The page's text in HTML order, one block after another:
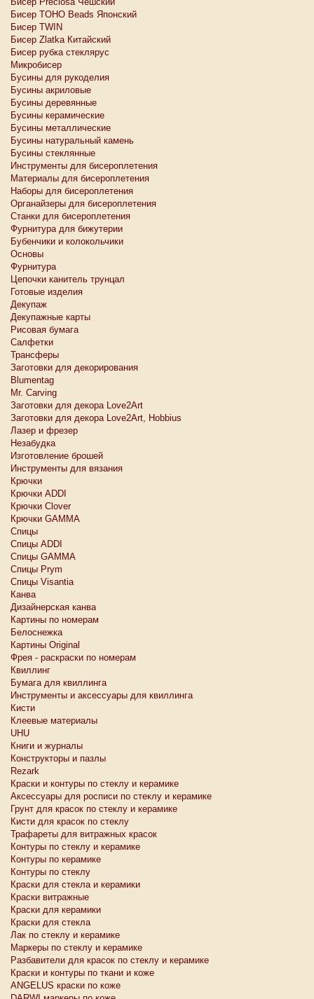
Бисер TOHO Beads Японский
Бисер TWIN
Бисер Zlatka Китайский
Бисер рубка стеклярус
Микробисер
Бусины для рукоделия
Бусины акриловые
Бусины деревянные
Бусины керамические
Бусины металлические
Бусины натуральный камень
Бусины стеклянные
Инструменты для бисероплетения
Материалы для бисероплетения
Наборы для бисероплетения
Органайзеры для бисероплетения
Станки для бисероплетения
Фурнитура для бижутерии
Бубенчики и колокольчики
Основы
Фурнитура
Цепочки канитель трунцал
Готовые изделия
Декупаж
Декупажные карты
Рисовая бумага
Салфетки
Трансферы
Заготовки для декорирования
Blumentag
Mr. Carving
Заготовки для декора Love2Art
Заготовки для декора Love2Art, Hobbius
Лазер и фрезер
Незабудка
Изготовление брошей
Инструменты для вязания
Крючки
Крючки ADDI
Крючки Clover
Крючки GAMMA
Спицы
Спицы ADDI
Спицы GAMMA
Спицы Prym
Спицы Visantia
Канва
Дизайнерская канва
Картины по номерам
Белоснежкa
Картины Original
Фрея - раскраски по номерам
Квиллинг
Бумага для квиллинга
Инструменты и аксессуары для квиллинга
Кисти
Клеевые материалы
UHU
Книги и журналы
Конструкторы и пазлы
Rezark
Краски и контуры по стеклу и керамике
Аксессуары для росписи по стеклу и керамике
Грунт для красок по стеклу и керамике
Кисти для красок по стеклу
Трафареты для витражных красок
Контуры по стеклу и керамике
Контуры по керамике
Контуры по стеклу
Краски для стекла и керамики
Краски витражные
Краски для керамики
Краски для стекла
Лак по стеклу и керамике
Маркеры по стеклу и керамике
Разбавители для красок по стеклу и керамике
Краски и контуры по ткани и коже
ANGELUS краски по коже